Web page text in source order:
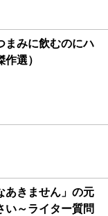
まみに飲むのにハ
選）
あきません」の元
い～ライター質問